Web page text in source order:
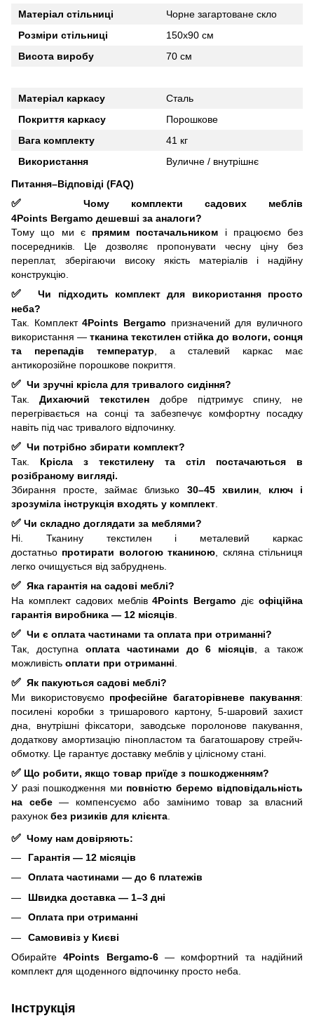
Матеріал стільниці
Чорне загартоване скло
Розміри стільниці
150х90 см
Висота виробу
70 см
Матеріал каркасу
Сталь
Покриття каркасу
Порошкове
Вага комплекту
41 кг
Використання
Вуличне / внутрішнє
Питання–Відповіді (FAQ)
✅
Чому комплекти садових меблів
4Points Bergamo дешевші за аналоги?
Тому що ми є прямим постачальником і працюємо без
посередників. Це дозволяє пропонувати чесну ціну без
переплат, зберігаючи високу якість матеріалів і надійну
конструкцію.
✅
Чи підходить комплект для використання просто
неба?
Так. Комплект4Points Bergamo призначений для вуличного
використання — тканина текстилен стійка до вологи, сонця
та перепадів температур, а сталевий каркас має
антикорозійне порошкове покриття.
✅ Чи зручні крісла для тривалого сидіння?
Так.Дихаючий текстилен добре підтримує спину, не
перегрівається на сонці та забезпечує комфортну посадку
навіть під час тривалого відпочинку.
✅ Чи потрібно збирати комплект?
Так. Крісла з текстилену та стіл постачаються в
розібраному вигляді.
Збирання просте, займає близько 30–45 хвилин, ключ і
зрозуміла інструкція входять у комплект.
✅ Чи складно доглядати за меблями?
Ні. Тканину текстилен і металевий каркас
достатньо протирати вологою тканиною, скляна стільниця
легко очищується від забруднень.
✅ Яка гарантія на садові меблі?
На комплект садових меблів4Points Bergamoдієофіційна
гарантія виробника — 12 місяців.
✅ Чи є оплата частинами та оплата при отриманні?
Так, доступна оплата частинами до 6 місяців, а також
можливість оплати при отриманні.
✅ Як пакуються садові меблі?
Ми використовуємо професійне багаторівневе пакування:
посилені коробки з тришарового картону, 5-шаровий захист
дна, внутрішні фіксатори, заводське поролонове пакування,
додаткову амортизацію пінопластом та багатошарову стрейч-
обмотку. Це гарантує доставку меблів у цілісному стані.
✅ Що робити, якщо товар приїде з пошкодженням?
У разі пошкодження ми повністю беремо відповідальність
на себе— компенсуємо або замінимо товар за власний
рахунок без ризиків для клієнта.
✅ Чому нам довіряють:
Гарантія — 12 місяців
Оплата частинами — до 6 платежів
Швидка доставка — 1–3 дні
Оплата при отриманні
Самовивіз у Києві
Обирайте4Points Bergamo-6— комфортний та надійний
комплект для щоденного відпочинку просто неба.
Інструкція